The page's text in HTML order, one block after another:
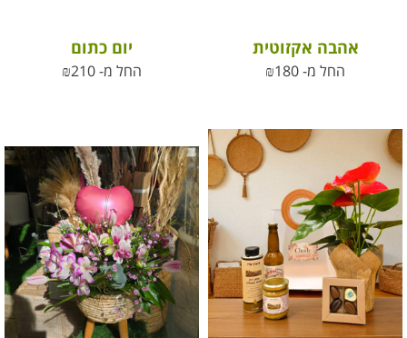
אהבה אקזוטית
החל מ- ₪180
יום כתום
החל מ- ₪210